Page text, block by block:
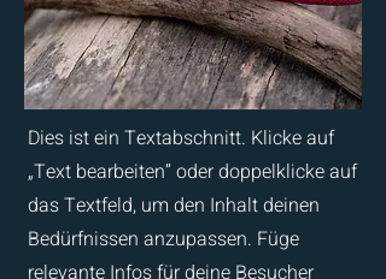
Dies ist ein Textabschnitt. Klicke auf
„Text bearbeiten” oder doppelklicke auf
das Textfeld, um den Inhalt deinen
Bedürfnissen anzupassen. Füge
relevante Infos für deine Besucher